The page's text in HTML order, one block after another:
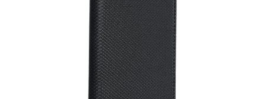
NÁRAMKY NA HODINKY
SLÚCHADLÁ, REPRODUKTORY A MIKROFÓNY